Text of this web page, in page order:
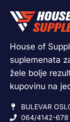
House of
suplemenata
žele bolje
kupovinu na
BULEVAR
064/4142-678